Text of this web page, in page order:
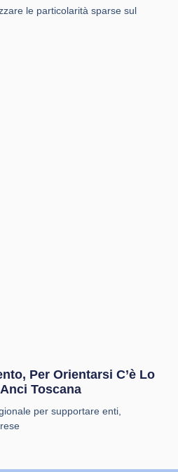
le particolarità sparse sul
Per Orientarsi C’è Lo
Toscana
per supportare enti,